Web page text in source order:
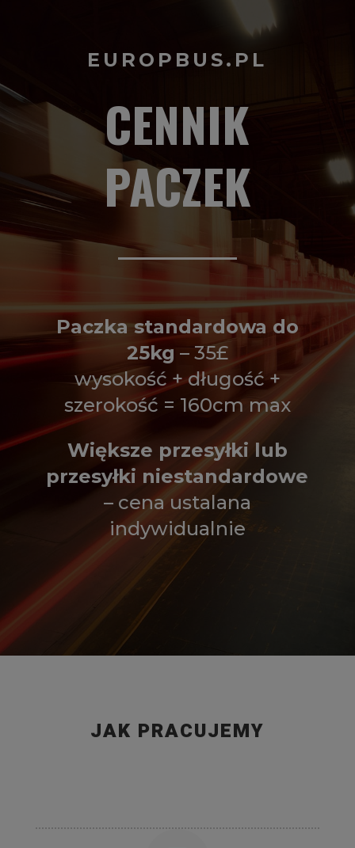
EUROPBUS.PL
CENNIK
PACZEK
Paczka standardowa do
25kg – 35£
wysokość + długość +
szerokość = 160cm max
Większe przesyłki lub
przesyłki niestandardowe
– cena ustalana
indywidualnie
JAK PRACUJEMY